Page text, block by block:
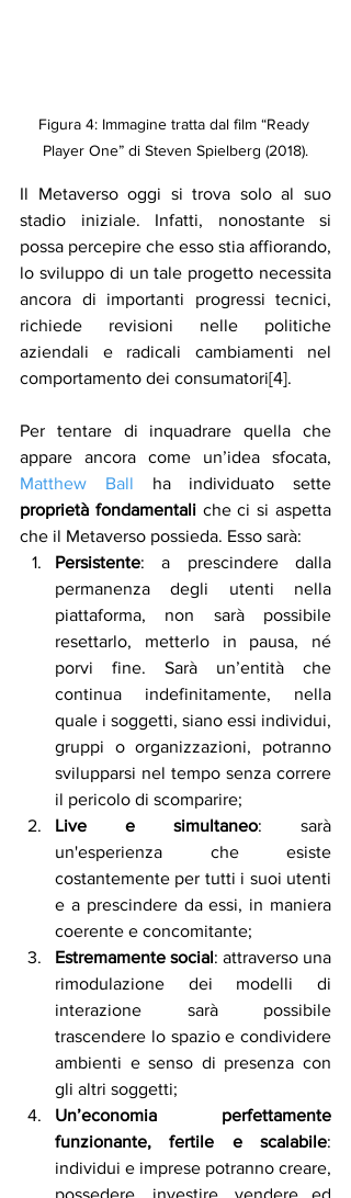
Figura 4: Immagine tratta dal film “Ready
Player One” di Steven Spielberg (2018).
Il Metaverso oggi si trova solo al suo
stadio iniziale. Infatti, nonostante si
possa percepire che esso stia affiorando,
lo sviluppo di un tale progetto necessita
ancora di importanti progressi tecnici,
richiede revisioni nelle politiche
aziendali e radicali cambiamenti nel
comportamento dei consumatori[4].
Per tentare di inquadrare quella che
Matthew Ball
proprietà fondamentali che ci si aspetta
che il Metaverso possieda. Esso sarà:
Persistente: a prescindere dalla
permanenza degli utenti nella
piattaforma, non sarà possibile
resettarlo, metterlo in pausa, né
porvi fine. Sarà un’entità che
continua indefinitamente, nella
quale i soggetti, siano essi individui,
gruppi o organizzazioni, potranno
svilupparsi nel tempo senza correre
il pericolo di scomparire;
Live e simultaneo: sarà
un'esperienza che esiste
costantemente per tutti i suoi utenti
e a prescindere da essi, in maniera
coerente e concomitante;
Estremamente social: attraverso una
rimodulazione dei modelli di
interazione sarà possibile
trascendere lo spazio e condividere
ambienti e senso di presenza con
gli altri soggetti;
Un’economia perfettamente
funzionante, fertile e scalabile:
individui e imprese potranno creare,
possedere, investire, vendere ed